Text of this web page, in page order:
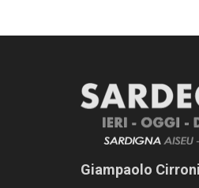
Giampaolo